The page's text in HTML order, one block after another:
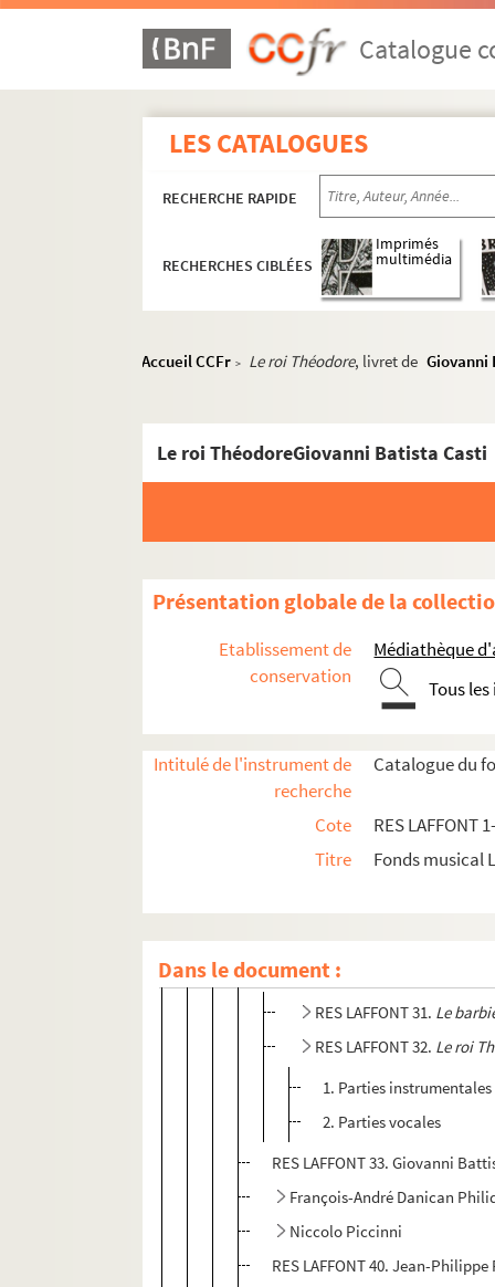
Catalogue
LES CATALOGUES
RECHERCHE RAPIDE
RECHERCHES CIBLÉES
Imprimés
multimédia
Accueil CCFr > Le roi Théodore, livret de Giovanni
Le roi ThéodoreGiovanni Batista Casti
Présentation globale de la
Etablissement de
conservation
Médiathèque
Tous
Intitulé de l'instrument de
recherche
Catalogue du
Cote
RES LAFFONT
Titre
Fonds musical
Dans le document :
Collection de partitions
Oeuvres lyriques
Opéras
RES LAFFONT 1. Henri-
Nicolas Dalayrac
RES LAFFONT 10. Pierre
André Grétry
RES LAFFONT 19. Lucile
RES LAFFONT 21. Jean-
RES LAFFONT 22. Dominique
RES LAFFONT 23. Jean Paul
RES LAFFONT 24. Étienne-
Giovanni Paisiello
RES LAFFONT 31. Le
RES LAFFONT 32. Le roi
1. Parties instrumentales
2. Parties vocales
RES LAFFONT 33. Giovanni
François-André Danican
Niccolo Piccinni
RES LAFFONT 40. Jean-